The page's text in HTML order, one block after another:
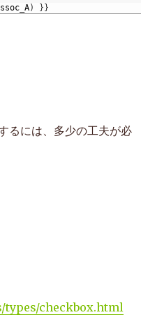
_ A) } }
るには、多少の工夫が必
types/checkbox.html